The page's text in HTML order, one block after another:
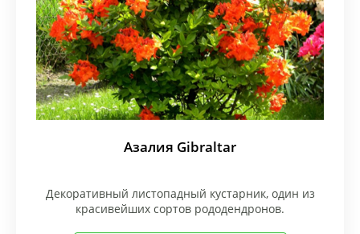
Азалия Gibraltar
Декоративный листопадный кустарник, один из
красивейших сортов рододендронов.